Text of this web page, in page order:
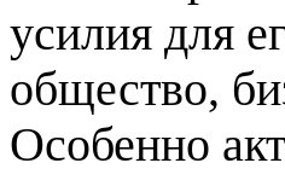
усилия для
общество,
Особенно